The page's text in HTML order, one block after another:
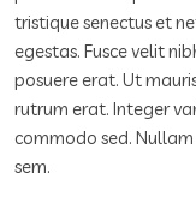
tristique senectus et
egestas. Fusce velit
posuere erat. Ut
rutrum erat. Integer
commodo sed.
sem.